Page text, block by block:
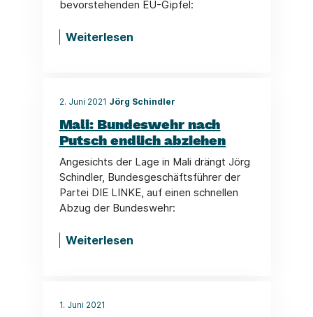
bevorstehenden EU-Gipfel:
Weiterlesen
2. Juni 2021 Jörg Schindler
Mali: Bundeswehr nach
Putsch endlich abziehen
Angesichts der Lage in Mali drängt Jörg
Schindler, Bundesgeschäftsführer der
Partei DIE LINKE, auf einen schnellen
Abzug der Bundeswehr:
Weiterlesen
1. Juni 2021